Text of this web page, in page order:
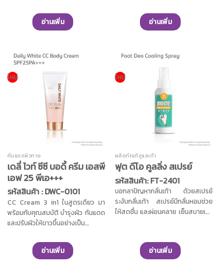
วงแขนได้ยาวนาน ช่วยให้คุณมั่นใจ
ตลอด 24 ชั่วโมง คุณค่าจากวิตามินบี
ใส ลดจุดด่างดำ และลดเลือนผิว
หมองคล้ำ เพื่อผิวใต้วงแขนที่กระจ่าง
ใสอย่างสม่ำเสมอ สารสกัดจาก
มันเทศป่า ช่วยบำรุงผิวให้นุ่มชุ่มชื้นน่า
สัมผัส คุณค่าสารสกัดจาก Sebaryl
และสารสกัดจากต้นวิชฮาเซล ช่วย
ควบคุมความมันบนผิวหนัง และช่วยให้
รูขุมขนกระชับเรียบเนียน อย่างเห็นได้
ชัด ช่วยให้คุณมั่นใจมากยิ่งขึ้น
อ่านเพิ่ม
ปราศจากแอลกอฮอล์,พาราเบน,และ
อะลูมิเนียมคลอโรไฮเดรต อุดมไปด้วย
ช่วยฟื้นฟูผิวหมองคล้ำใต้วงแขนให้
กระจ่างใสอย่างเป็นธรรมชาติ ช่วยให้
รูขุมขนกระชับ ผิวแลดูเรียบเนียนน่า
สัมผัส พร้อมปรับสีผิวให้ดูสม่ำเสมอ
ยิ่งขึ้น ผสานคุณค่าจากสารสกัด
ต้นสนมังกร ทำหน้าที่เป็นเป็น Anti-
microbial ช่วยยับยั้งเชื้อแบคทีเรีย
และระงับกลิ่นใต้วงแขน คุณค่าจาก
สารสกัดว่านหางจระเข้ออร์แกนิค และ
อย่างอ่อนโยน ช่วยบำรุงผิวให้เนียน
นุ่ม ชุ่มชื้น อย่างเห็นได้ชัดเมื่อใช้เป็น
ประจำอย่างต่อเนื่อง
อ่านเพิ่ม
ใหม่
กันแดดผิวกาย
เดลี่ ไวท์ ซีซี บอดี้ ครีม เอสพี
เอฟ 25 พีเอ+++
รหัสสินค้า : DWC-0101
CC Cream 3 in1 ในสูตรเดียว มา
พร้อมกับคุณสมบัติ บำรุงผิว กันแดด
และปรับผิวให้ขาวขึ้นอย่างเป็น
เรียบเนียนสม่ำเสมอ และเบลอรูขุมขน
ได้เนียนสนิท เนื้อครีมบางเบา เกลี่ย
อ่านเพิ่ม
ใหม่
ผลิตภัณฑ์ดูแลเท้า
ฟุต ดีโอ คูลลิ่ง สเปรย์
รหัสสินค้า: FT-2401
บอกลาปัญหากลิ่นเท้า ด้วยสเปรย์
ระงับกลิ่นเท้า สเปรย์มีกลิ่นหอมช่วย
ให้สดชื่น และผ่อนคลาย เย็นสบายเท้า
คราบในรองเท้า มีส่วนผสมของสาร
ระงับกลิ่น Aluminium
อ่านเพิ่ม